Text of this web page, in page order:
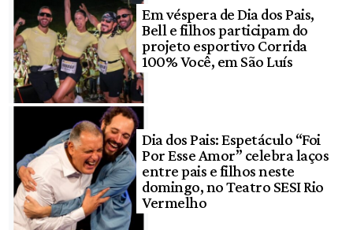
Em véspera de Dia dos Pais,
Bell e filhos participam do
projeto esportivo Corrida
100% Você, em São Luís
Dia dos Pais: Espetáculo “Foi
Por Esse Amor” celebra laços
entre pais e filhos neste
domingo, no Teatro SESI Rio
Vermelho